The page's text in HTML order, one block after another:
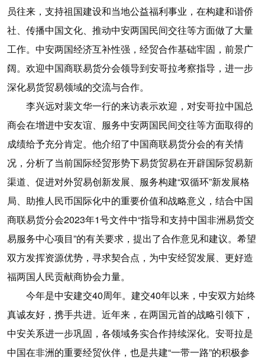
员往来，支持祖国建设和当地公益福利事业，在构建和谐侨
社、传播中国文化、推动中安两国民间交往等方面做了大量
工作。中安两国经济互补性强，经贸合作基础牢固，前景广
阔。欢迎中国商联易货分会领导到安哥拉考察指导，进一步
深化易货贸易领域的交流与合作。
李兴远对裴文华一行的来访表示欢迎，对安哥拉中国总
商会在增进中安友谊、服务中安两国民间交往等方面取得的
成绩给予充分肯定。他介绍了中国商联易货分会的有关情
况，分析了当前国际经贸形势下易货贸易在开辟国际贸易新
渠道、促进对外贸易创新发展、服务构建“双循环”新发展格
局、助推人民币国际化中的重要价值和战略意义，结合中国
商联易货分会2023年1号文件中“指导和支持中国非洲易货交
易服务中心项目”的有关要求，提出了合作意见和建议。希望
双方发挥资源优势，寻求契合点，为中安经贸发展、更好造
福两国人民贡献商协会力量。
今年是中安建交40周年。建交40年以来，中安双方始终
真诚友好，携手共进。近年来，在两国元首的战略引领下，
中安关系进一步巩固，各领域务实合作持续深化。安哥拉是
中国在非洲的重要经贸伙伴，也是共建“一带一路”的积极参